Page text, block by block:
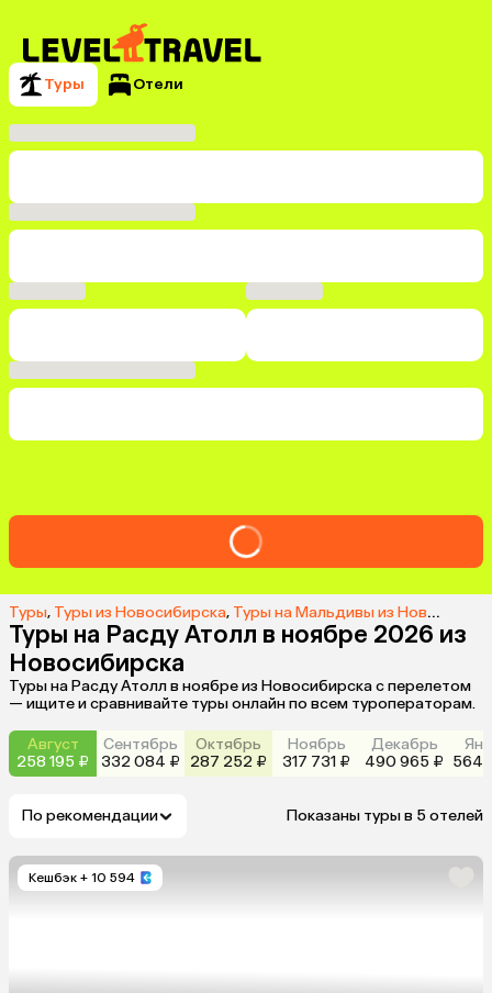
Туры Отели
Туры, Туры из Новосибирска, Туры на Мальдивы из Новосибирска
Туры на Расду Атолл в ноябре 2026 из
Новосибирска
Туры на Расду Атолл в ноябре из Новосибирска с перелетом
— ищите и сравнивайте туры онлайн по всем туроператорам.
Август
258 195 ₽
Сентябрь
332 084 ₽
Октябрь
287 252 ₽
Ноябрь
317 731 ₽
Декабрь
490 965 ₽ 564
По рекомендации Показаны туры в 5 отелей
Кешбэк + 10 594